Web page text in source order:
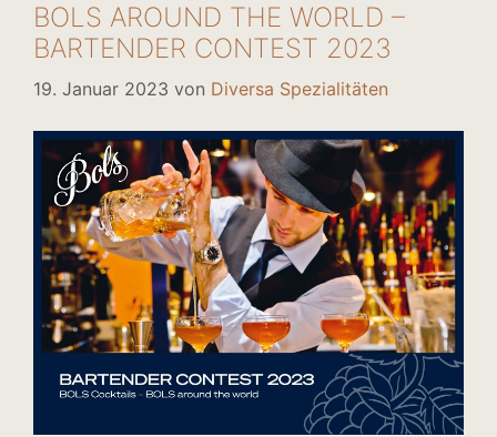
BOLS AROUND THE WORLD –
BARTENDER CONTEST 2023
19. Januar 2023 von Diversa Spezialitäten